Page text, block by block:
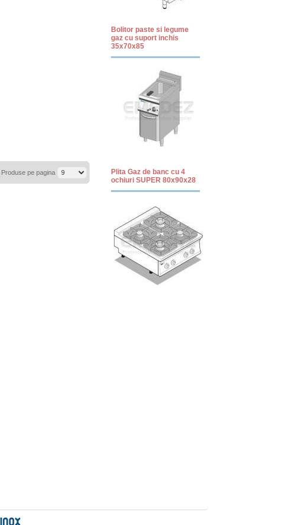
Produse pe pagina
Bolitor paste si legume
gaz cu suport inchis
35x70x85
Plita Gaz de banc cu 4
ochiuri SUPER 80x90x28